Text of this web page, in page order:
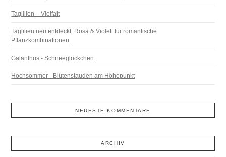
Taglilien – Vielfalt
Taglilien neu entdeckt: Rosa & Violett für romantische
Pflanzkombinationen
Galanthus - Schneeglöckchen
Hochsommer - Blütenstauden am Höhepunkt
NEUESTE KOMMENTARE
ARCHIV